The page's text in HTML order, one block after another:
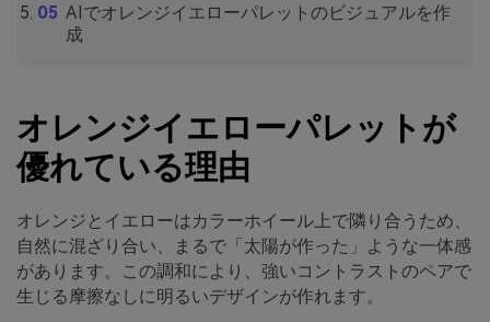
AIでオレンジイエローパレットのビジュアルを作
成
オレンジイエローパレットが
優れている理由
オレンジとイエローはカラーホイール上で隣り合うため、
自然に混ざり合い、まるで「太陽が作った」ような一体感
があります。この調和により、強いコントラストのペアで
生じる摩擦なしに明るいデザインが作れます。